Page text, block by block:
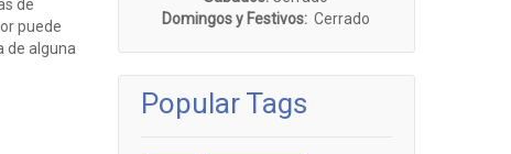
de
puede
de alguna
Domingos y Festivos: Cerrado
Popular Tags